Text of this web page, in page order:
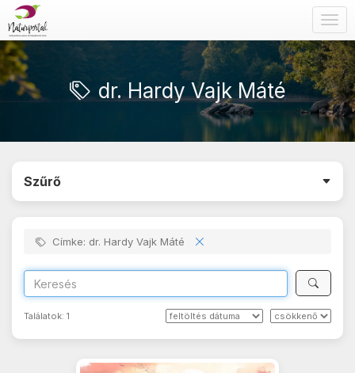
dr. Hardy Vajk Máté
Szűrő
Címke: dr. Hardy Vajk Máté
Találatok: 1